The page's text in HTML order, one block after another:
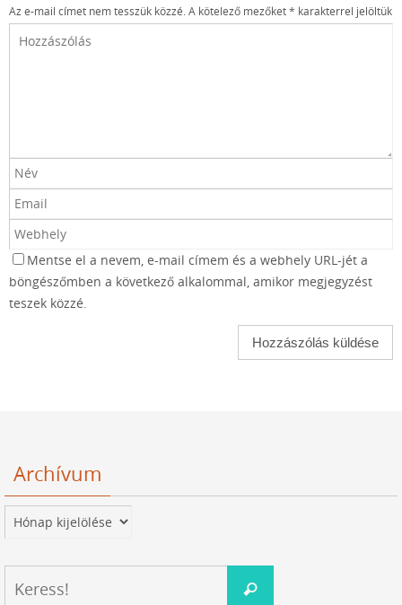
Az e-mail címet nem tesszük közzé.A kötelező mezőket* karakterrel jelöltük
Mentse el a nevem, e-mail címem és a webhely URL-jét a
böngészőmben a következő alkalommal, amikor megjegyzést
teszek közzé.
Archívum
Archívum
Keress!